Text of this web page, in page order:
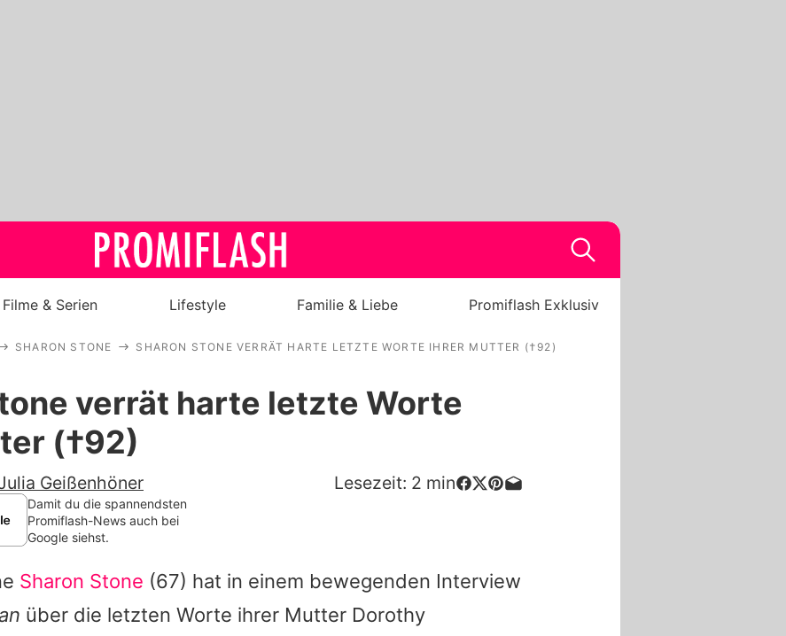
Royals
Stars
Familie & Liebe
Filme & Serien Lifestyle Familie & Liebe Promiflash Exklusiv
SHARON STONE SHARON STONE VERRÄT HARTE LETZTE WORTE IHRER MUTTER (†92)
verrät harte letzte Worte
(†92)
Geißenhöner Lesezeit: 2 min
Damit du die spannendsten
Promiflash-News auch bei
Google siehst.
Sharon Stone (67) hat in einem bewegenden Interview
über die letzten Worte ihrer Mutter Dorothy